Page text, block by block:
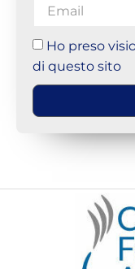
Ho preso
di questo sito